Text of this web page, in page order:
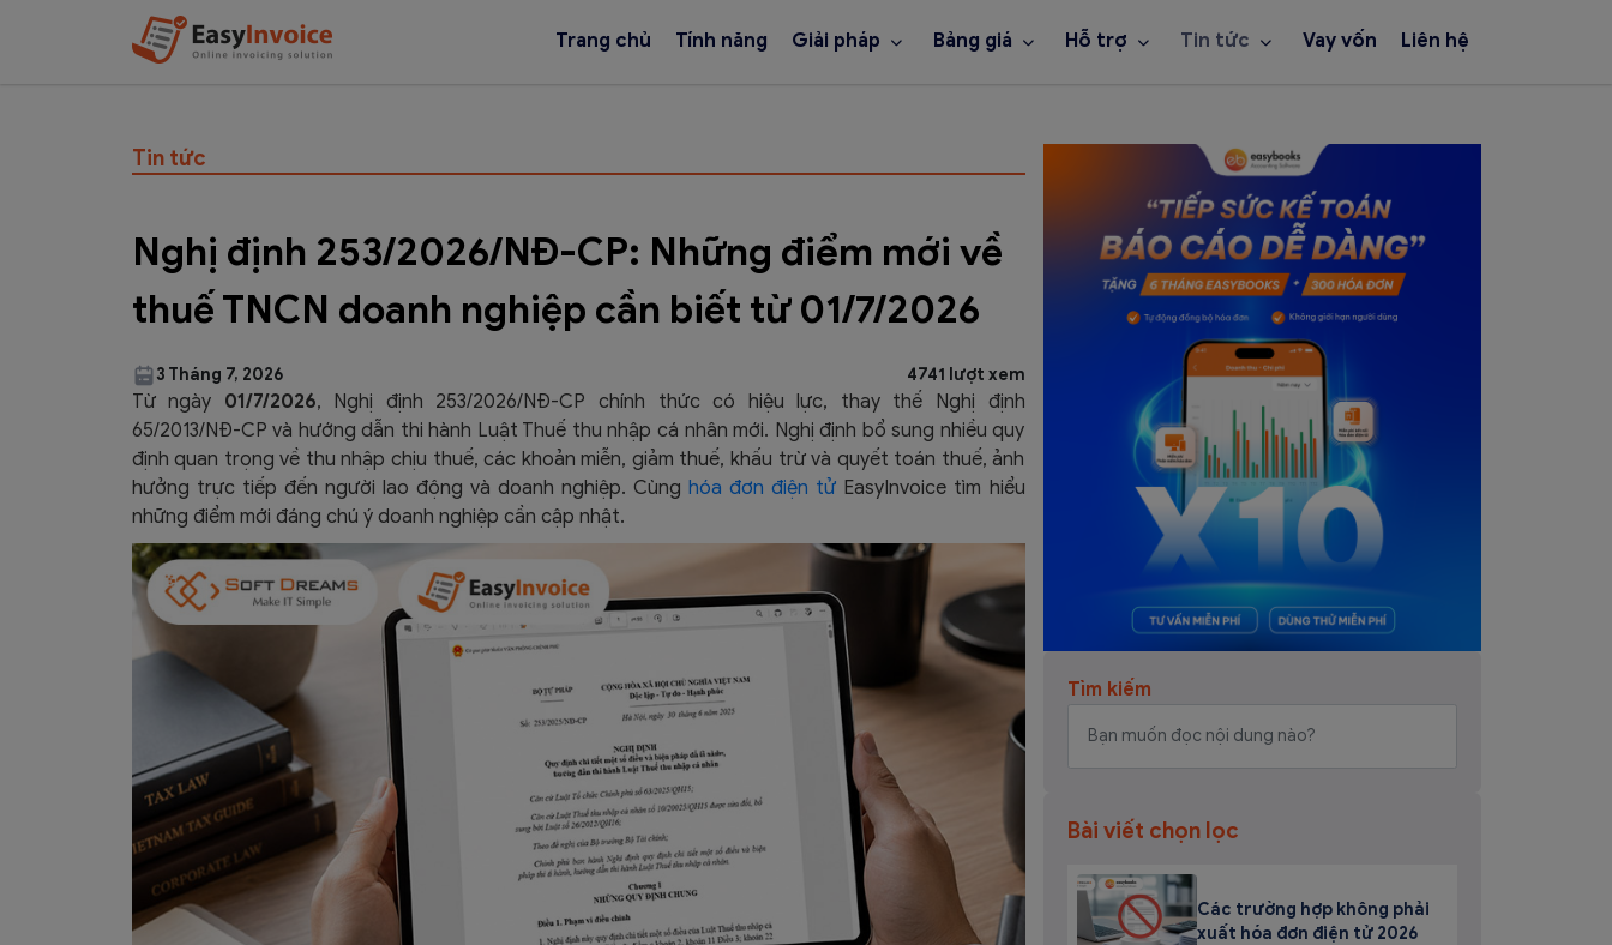
Trang chủ Tính năng Giải pháp Bảng giá Hỗ trợ Tin tức Vay vốn Liên hệ
Tin tức
Nghị định 253/2026/NĐ-CP: Những điểm mới về
thuế TNCN doanh nghiệp cần biết từ 01/7/2026
3 Tháng 7, 2026 4741 lượt xem
Từ ngày 01/7/2026, Nghị định 253/2026/NĐ-CP chính thức có hiệu lực, thay thế Nghị định
65/2013/NĐ-CP và hướng dẫn thi hành Luật Thuế thu nhập cá nhân mới. Nghị định bổ sung nhiều quy
định quan trọng về thu nhập chịu thuế, các khoản miễn, giảm thuế, khấu trừ và quyết toán thuế, ảnh
hưởng trực tiếp đến người lao động và doanh nghiệp. Cùnghóa đơn điện tử EasyInvoice tìm hiểu
những điểm mới đáng chú ý doanh nghiệp cần cập nhật.
Tìm kiếm
Bài viết chọn lọc
Các trường hợp không phải
xuất hóa đơn điện tử 2026